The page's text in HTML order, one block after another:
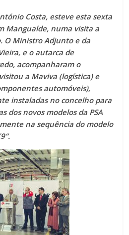
Costa, esteve esta sexta
Mangualde, numa visita a
O Ministro Adjunto e da
e o autarca de
acompanharam o
a Maviva (logística) e
automóveis),
instaladas no concelho para
dos novos modelos da PSA
na sequência do modelo